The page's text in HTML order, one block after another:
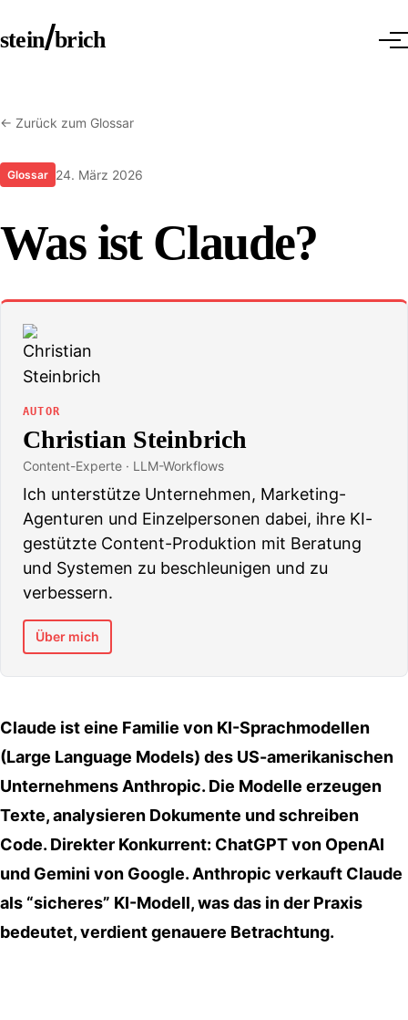
stein brich
← Zurück zum Glossar
Glossar 24. März 2026
Was ist Claude?
AUTOR
Christian Steinbrich
Content-Experte · LLM-Workflows
Ich unterstütze Unternehmen, Marketing-
Agenturen und Einzelpersonen dabei, ihre KI-
gestützte Content-Produktion mit Beratung
und Systemen zu beschleunigen und zu
verbessern.
Über mich
Claude ist eine Familie von KI-Sprachmodellen
(Large Language Models) des US-amerikanischen
Unternehmens Anthropic. Die Modelle erzeugen
Texte, analysieren Dokumente und schreiben
Code. Direkter Konkurrent: ChatGPT von OpenAI
und Gemini von Google. Anthropic verkauft Claude
als “sicheres” KI-Modell, was das in der Praxis
bedeutet, verdient genauere Betrachtung.